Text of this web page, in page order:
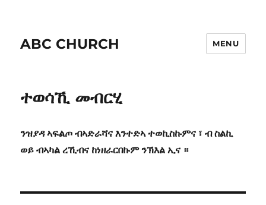
ABC CHURCH MENU
ተወሳኺ መብርሂ
ንዝያዳ ኣፍልጦ ብኣድራሻና እንተድኣ ተወኪስኩምና ፣ ብ ስልኪ
ወይ ብኣካል ረኺብና ከነዘራርበኩም ንኽእል ኢና ።